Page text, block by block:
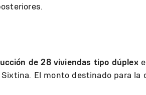
de 28 viviendas tipo dúplex
Sixtina. El monto destinado para la